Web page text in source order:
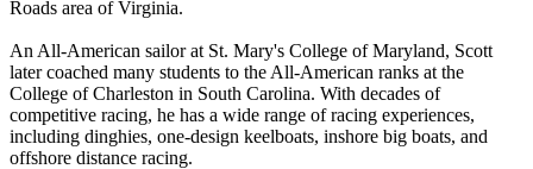
Roads area of Virginia.
An All-American sailor at St. Mary's College of Maryland, Scott
later coached many students to the All-American ranks at the
College of Charleston in South Carolina. With decades of
competitive racing, he has a wide range of racing experiences,
including dinghies, one-design keelboats, inshore big boats, and
offshore distance racing.